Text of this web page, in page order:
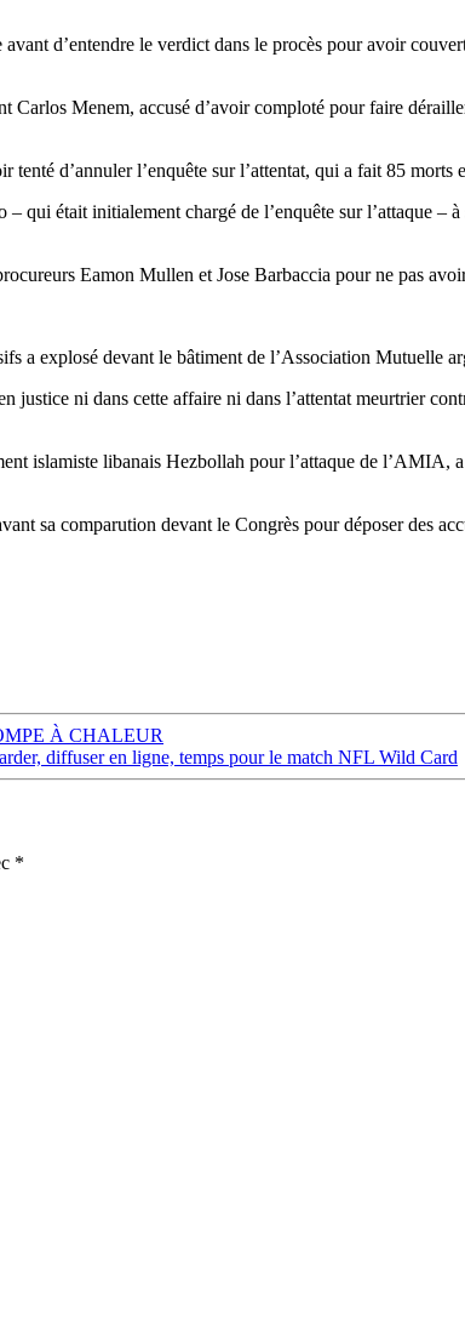
d’entendre le verdict dans le procès pour avoir
Menem, accusé d’avoir comploté pour faire
d’annuler l’enquête sur l’attentat, qui a fait 85 morts
qui était initialement chargé de l’enquête sur l’attaque
Eamon Mullen et Jose Barbaccia pour ne pas
a explosé devant le bâtiment de l’Association Mutuelle
justice ni dans cette affaire ni dans l’attentat meurtrier
islamiste libanais Hezbollah pour l’attaque de l’AMIA,
sa comparution devant le Congrès pour déposer des
À CHALEUR
diffuser en ligne, temps pour le match NFL Wild Card
*